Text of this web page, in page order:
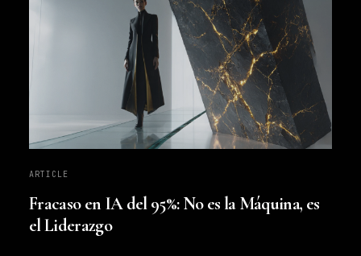
ARTICLE
Fracaso en IA del 95%: No es la Máquina, es
el Liderazgo